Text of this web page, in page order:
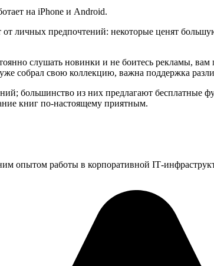
на iPhone и Android.
личных предпочтений: некоторые ценят
слушать новинки и не боитесь рекламы,
собрал свою коллекцию, важна поддержка
большинство из них предлагают
книг по-настоящему приятным.
опытом работы в корпоративной